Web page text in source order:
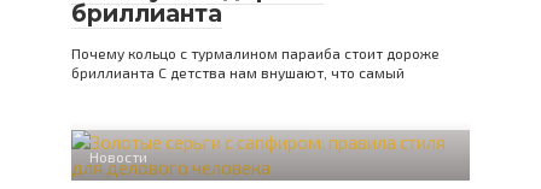
бриллианта
Почему кольцо с турмалином параиба стоит дороже
бриллианта С детства нам внушают, что самый
Новости